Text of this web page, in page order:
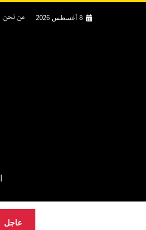
8 أغسطس 2026 من نحن
عاجل